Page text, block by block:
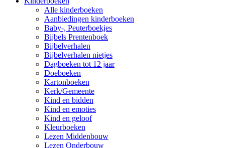
Alle kinderboeken
Aanbiedingen kinderboeken
Baby-, Peuterboekjes
Bijbels Prentenboek
Bijbelverhalen
Bijbelverhalen nietjes
Dagboeken tot 12 jaar
Doeboeken
Kartonboeken
Kerk/Gemeente
Kind en bidden
Kind en emoties
Kind en geloof
Kleurboeken
Lezen Middenbouw
Lezen Onderbouw